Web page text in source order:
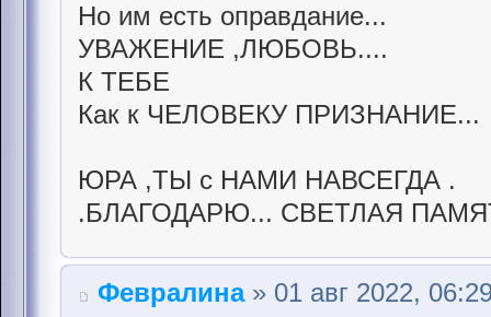
Но им есть оправдание...
УВАЖЕНИЕ ,ЛЮБОВЬ....
К ТЕБЕ
Как к ЧЕЛОВЕКУ ПРИЗНАНИЕ...
ЮРА ,ТЫ с НАМИ НАВСЕГДА .
.БЛАГОДАРЮ... СВЕТЛАЯ
Февралина» 01 авг 2022,